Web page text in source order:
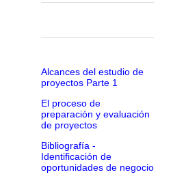
Alcances del estudio de
proyectos Parte 1
El proceso de
preparación y evaluación
de proyectos
Bibliografía -
Identificación de
oportunidades de negocio